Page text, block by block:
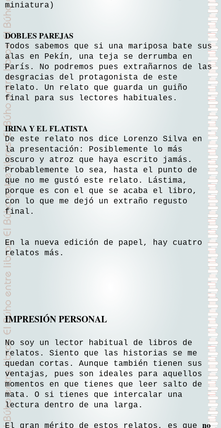
miniatura)
DOBLES PAREJAS
Todos sabemos que si una mariposa bate sus
alas en Pekín, una teja se derrumba en
París. No podremos pues extrañarnos de las
desgracias del protagonista de este
relato. Un relato que guarda un guiño
final para sus lectores habituales.
IRINA Y EL FLATISTA
De este relato nos dice Lorenzo Silva en
la presentación: Posiblemente lo más
oscuro y atroz que haya escrito jamás.
Probablemente lo sea, hasta el punto de
que no me gustó este relato. Lástima,
porque es con el que se acaba el libro,
con lo que me dejó un extraño regusto
final.
En la nueva edición de papel, hay cuatro
relatos más.
IMPRESIÓN PERSONAL
No soy un lector habitual de libros de
relatos. Siento que las historias se me
quedan cortas. Aunque también tienen sus
ventajas, pues son ideales para aquellos
momentos en que tienes que leer salto de
mata. O si tienes que intercalar una
lectura dentro de una larga.
no